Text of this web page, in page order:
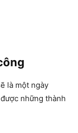
là một ngày
những thành